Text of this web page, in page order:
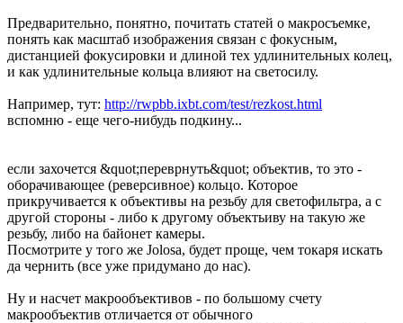
Предварительно, понятно, почитать статей о макросъемке,
понять как масштаб изображения связан с фокусным,
дистанцией фокусировки и длиной тех удлинительных колец,
и как удлинительные кольца влияют на светосилу.
Например, тут: http://rwpbb.ixbt.com/test/rezkost.html
вспомню - еще чего-нибудь подкину...
если захочется &quot;переврнуть&quot; объектив, то это -
оборачивающее (реверсивное) кольцо. Которое
прикручивается к объективы на резьбу для светофильтра, а с
другой стороны - либо к другому объектьиву на такую же
резьбу, либо на байонет камеры.
Посмотрите у того же Jolosа, будет проще, чем токаря искать
да чернить (все уже придумано до нас).
Ну и насчет макрообъективов - по большому счету
макрообъектив отличается от обычного